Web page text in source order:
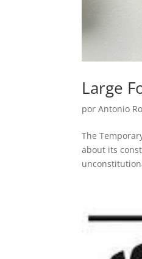
Large
porAntonio
The
about its